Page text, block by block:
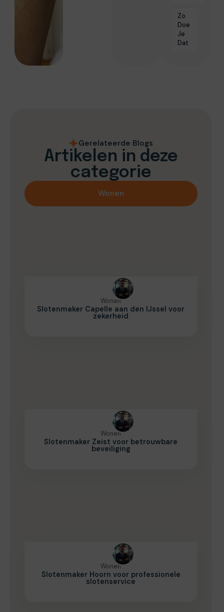
Zo
Doe
Je
Dat
Gerelateerde Blogs
Artikelen in deze
categorie
Wonen
Wonen
Slotenmaker Capelle aan den IJssel voor
zekerheid
Wonen
Slotenmaker Zeist voor betrouwbare
beveiliging
Wonen
Slotenmaker Hoorn voor professionele
slotenservice